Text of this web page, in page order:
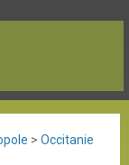
> Occitanie